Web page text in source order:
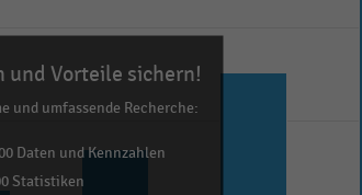
und Vorteile sichern!
und umfassende Recherche:
Daten und Kennzahlen
Statistiken